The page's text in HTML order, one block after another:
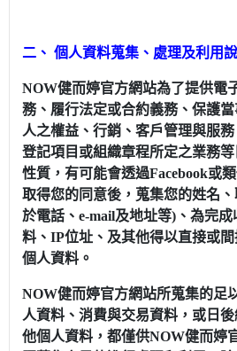
二、 個人資料蒐集、處理及利用
NOW健而婷官方網站為了提供電
務、履行法定或合約義務、保護
人之權益、行銷、客戶管理與服
登記項目或組織章程所定之業務
性質，有可能會透過Facebook或
取得您的同意後，蒐集您的姓名
於電話、e-mail及地址等)、為完
料、IP位址、及其他得以直接或
個人資料。
NOW健而婷官方網站所蒐集的足
人資料、消費與交易資料，或日
他個人資料，都僅供NOW健而婷